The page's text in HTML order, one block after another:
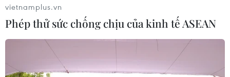
vietnamplus.vn
Phép thử sức chống chịu của kinh tế ASEAN